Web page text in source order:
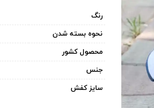
رنگ
نحوه بسته شدن
محصول کشور
جنس
سایز کفش